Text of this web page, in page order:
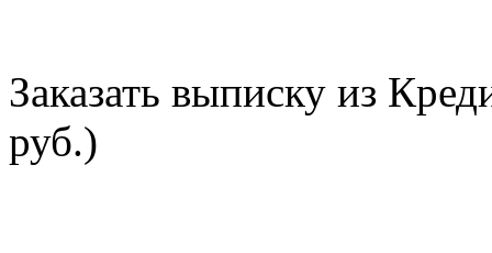
Заказать выписку из
руб.)